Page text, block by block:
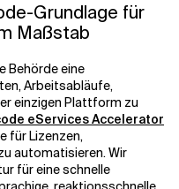
Grundlage für
Maßstab
Behörde eine
Arbeitsabläufe,
einzigen Plattform zu
eServices Accelerator
für Lizenzen,
automatisieren. Wir
für eine schnelle